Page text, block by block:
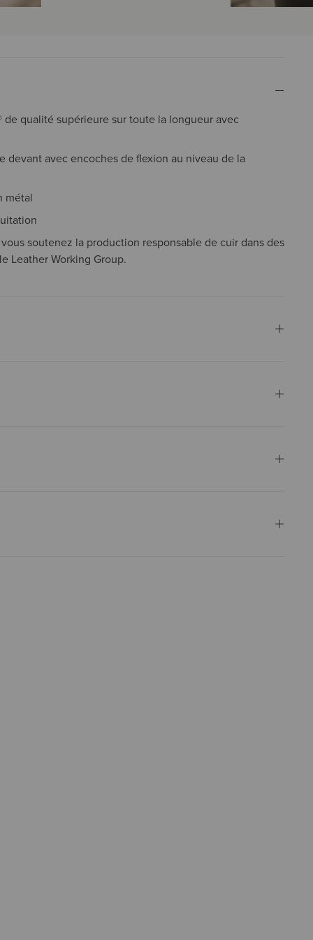
de qualité supérieure sur toute la longueur avec
devant avec encoches de flexion au niveau de la
métal
soutenez la production responsable de cuir dans des
Leather Working Group.